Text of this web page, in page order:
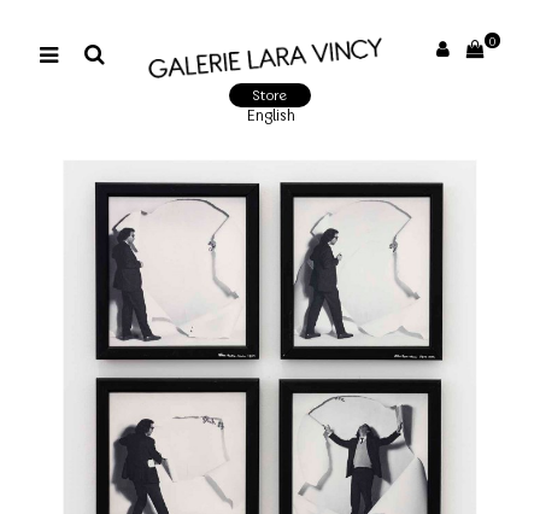
0
Store
English